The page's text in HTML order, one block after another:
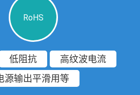
RoHS
低阻抗
高纹波电流
源输出平滑用等